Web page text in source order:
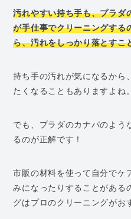
汚れやすい持ち手も、プラダ
が手仕事でクリーニングする
ら、汚れをしっかり落とすこ
持ち手の汚れが気になるから
たくなることもありますよね。
でも、プラダのカナパのよう
るのが正解です！
市販の材料を使って自分でケ
みになったりすることがある
グはプロのクリーニングがお